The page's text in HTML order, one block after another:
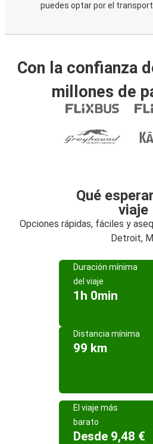
puedes optar por el
Con la confianza
millones de
Qué
viaje
Opciones rápidas, fáciles y
Detroit,
Duración mínima
del viaje
1h 0min
Distancia mínima
99 km
El viaje más
barato
Desde 9,48 €